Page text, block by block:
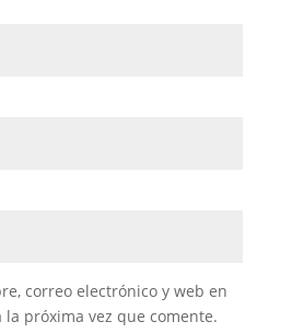
correo electrónico y web en
próxima vez que comente.